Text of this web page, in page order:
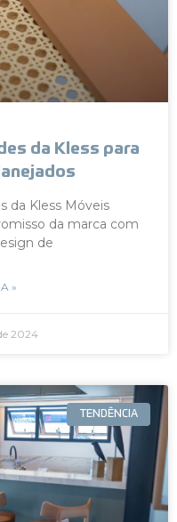
da Kless para
da Kless Móveis
da marca com
de
»
2024
TENDÊNCIA